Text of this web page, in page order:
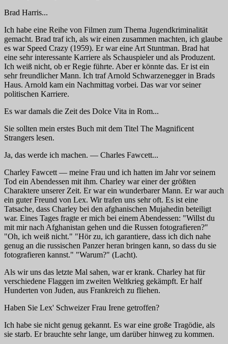
Brad Harris...
Ich habe eine Reihe von Filmen zum Thema Jugendkriminalität
gemacht. Brad traf ich, als wir einen zusammen machten, ich glaube
es war Speed Crazy (1959). Er war eine Art Stuntman. Brad hat
eine sehr interessante Karriere als Schauspieler und als Produzent.
Ich weiß nicht, ob er Regie führte. Aber er könnte das. Er ist ein
sehr freundlicher Mann. Ich traf Arnold Schwarzenegger in Brads
Haus. Arnold kam ein Nachmittag vorbei. Das war vor seiner
politischen Karriere.
Es war damals die Zeit des Dolce Vita in Rom...
Sie sollten mein erstes Buch mit dem Titel The Magnificent
Strangers lesen.
Ja, das werde ich machen. — Charles Fawcett...
Charley Fawcett — meine Frau und ich hatten im Jahr vor seinem
Tod ein Abendessen mit ihm. Charley war einer der größten
Charaktere unserer Zeit. Er war ein wunderbarer Mann. Er war auch
ein guter Freund von Lex. Wir trafen uns sehr oft. Es ist eine
Tatsache, dass Charley bei den afghanischen Mujahedin beteiligt
war. Eines Tages fragte er mich bei einem Abendessen: "Willst du
mit mir nach Afghanistan gehen und die Russen fotografieren?"
"Oh, ich weiß nicht." "Hör zu, ich garantiere, dass ich dich nahe
genug an die russischen Panzer heran bringen kann, so dass du sie
fotografieren kannst." "Warum?" (Lacht).
Als wir uns das letzte Mal sahen, war er krank. Charley hat für
verschiedene Flaggen im zweiten Weltkrieg gekämpft. Er half
Hunderten von Juden, aus Frankreich zu fliehen.
Haben Sie Lex' Schweizer Frau Irene getroffen?
Ich habe sie nicht genug gekannt. Es war eine große Tragödie, als
sie starb. Er brauchte sehr lange, um darüber hinweg zu kommen.